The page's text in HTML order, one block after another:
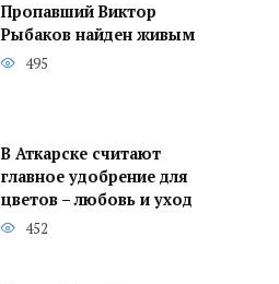
Пропавший Виктор
Рыбаков найден живым
495
В Аткарске считают
главное удобрение для
цветов – любовь и уход
452